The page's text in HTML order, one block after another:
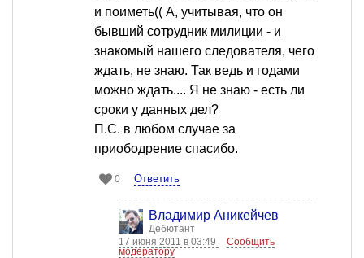
и поиметь(( А, учитывая, что он
бывший сотрудник милиции - и
знакомый нашего следователя, чего
ждать, не знаю. Так ведь и годами
можно ждать.... Я не знаю - есть ли
сроки у данных дел?
П.С. в любом случае за
приободрение спасибо.
0 Ответить
Владимир Аникейчев
Дебютант
17 июня 2011 в 03:49
Сообщить
модератору